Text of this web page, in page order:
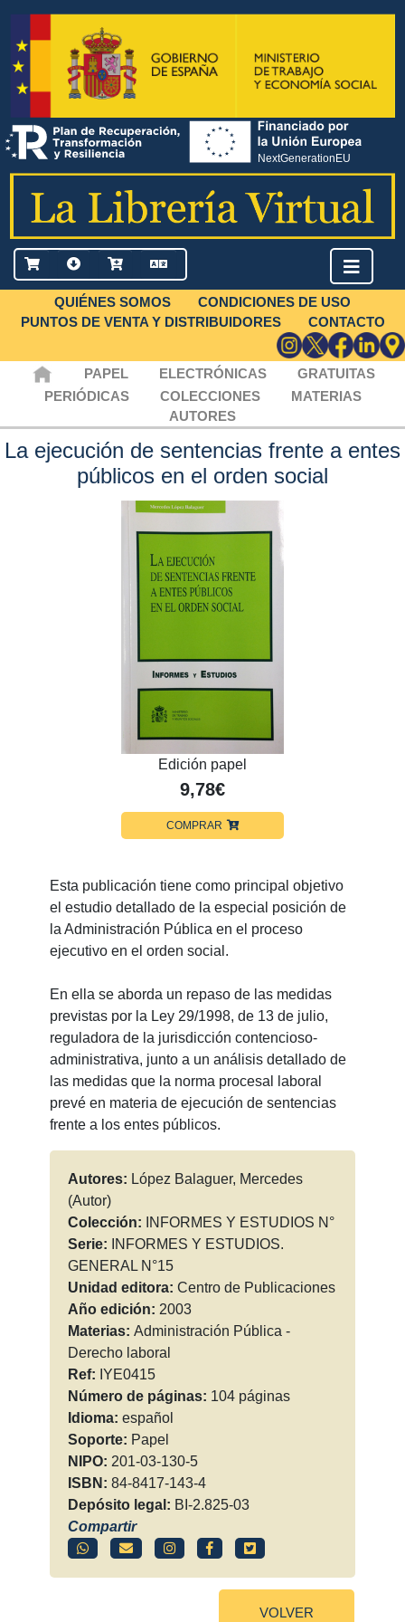
QUIÉNES SOMOS
CONDICIONES DE USO
PUNTOS DE VENTA Y DISTRIBUIDORES
CONTACTO
PAPEL ELECTRÓNICAS
GRATUITAS
PERIÓDICAS
COLECCIONES
MATERIAS
AUTORES
La ejecución de sentencias frente a entes
públicos en el orden social
Edición papel
9,78€
COMPRAR
Esta publicación tiene como principal objetivo
el estudio detallado de la especial posición de
la Administración Pública en el proceso
ejecutivo en el orden social.
En ella se aborda un repaso de las medidas
previstas por la Ley 29/1998, de 13 de julio,
reguladora de la jurisdicción contencioso-
administrativa, junto a un análisis detallado de
las medidas que la norma procesal laboral
prevé en materia de ejecución de sentencias
frente a los entes públicos.
Autores: López Balaguer, Mercedes
(Autor)
Colección:
INFORMES Y ESTUDIOS N°
Serie:
INFORMES Y ESTUDIOS.
GENERAL N°15
Unidad editora: Centro de Publicaciones
Año edición: 2003
Materias: Administración Pública -
Derecho laboral
Ref: IYE0415
Número de páginas: 104 páginas
Idioma: español
Soporte: Papel
NIPO: 201-03-130-5
ISBN: 84-8417-143-4
Depósito legal: BI-2.825-03
Compartir
VOLVER